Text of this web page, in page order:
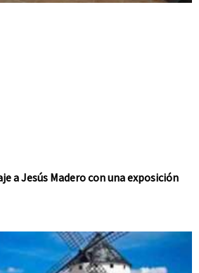
a Jesús Madero con una exposición